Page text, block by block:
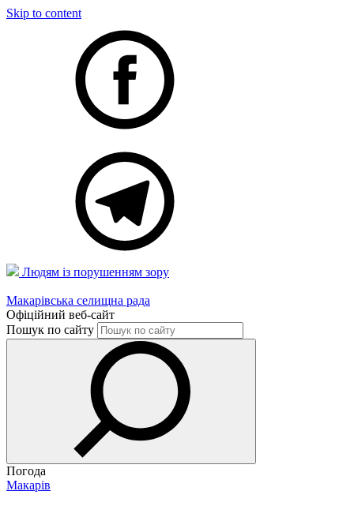
Skip to content
Людям із порушенням зору
Макарівська селищна рада
Офіційний веб-сайт
Пошук по сайту
Погода
Макарів